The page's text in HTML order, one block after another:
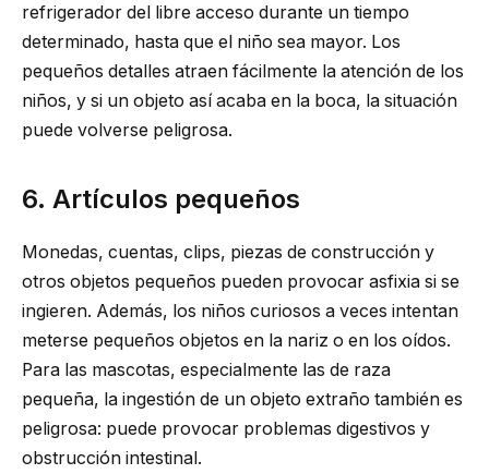
refrigerador del libre acceso durante un tiempo
determinado, hasta que el niño sea mayor. Los
pequeños detalles atraen fácilmente la atención de los
niños, y si un objeto así acaba en la boca, la situación
puede volverse peligrosa.
6. Artículos pequeños
Monedas, cuentas, clips, piezas de construcción y
otros objetos pequeños pueden provocar asfixia si se
ingieren. Además, los niños curiosos a veces intentan
meterse pequeños objetos en la nariz o en los oídos.
Para las mascotas, especialmente las de raza
pequeña, la ingestión de un objeto extraño también es
peligrosa: puede provocar problemas digestivos y
obstrucción intestinal.